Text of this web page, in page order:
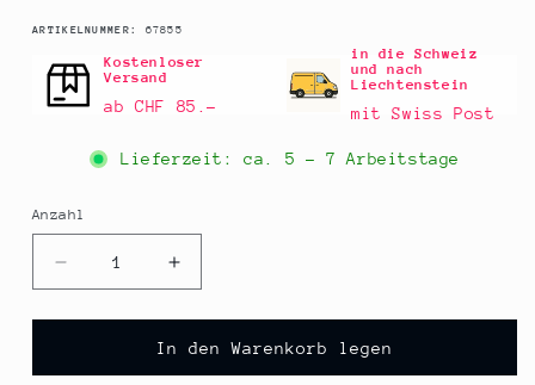
ARTIKELNUMMER: SKU:
67855
Kostenloser
Versand
ab CHF 85.–
in die Schweiz
und nach
Liechtenstein
mit Swiss Post
Lieferzeit: ca. 5 - 7 Arbeitstage
Anzahl
Anzahl
Verringere
die
Menge
Natives
Erhöhe
die
Menge
für
Natives
In den Warenkorb legen